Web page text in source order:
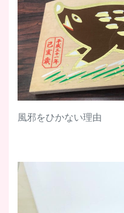
風邪をひかない理由